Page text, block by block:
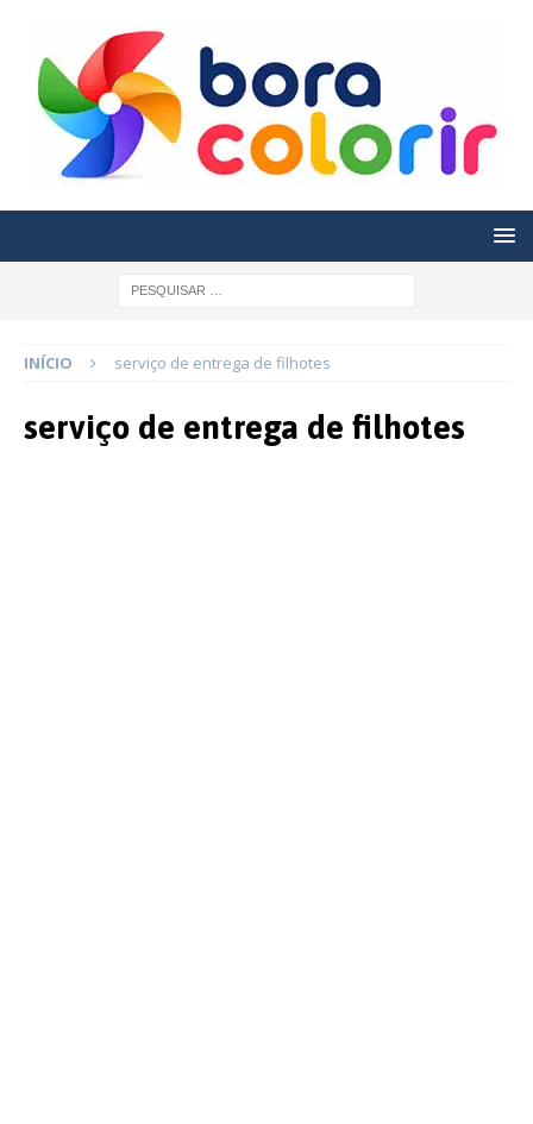
INÍCIO serviço de entrega de filhotes
serviço de entrega de filhotes